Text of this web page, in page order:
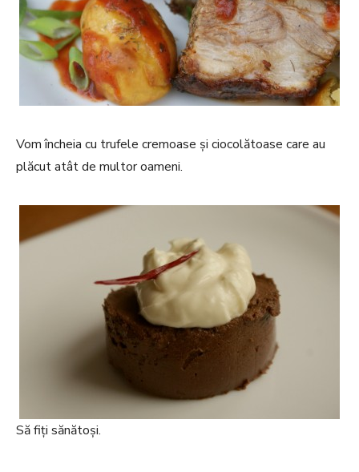
Vom încheia cu trufele cremoase și ciocolătoase care au
plăcut atât de multor oameni.
Să fiți sănătoși.